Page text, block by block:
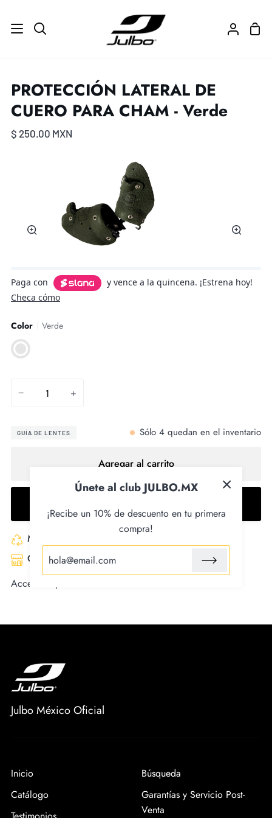
directamente
Buscar
Mi
PROTECCIÓN LATERAL DE
CUERO PARA CHAM - Verde
$ 250.00 MXN
Paga con
y vence a la quincena. ¡Estrena hoy!
Checa cómo
Color
Verde
Verde
− +
GUÍA DE LENTES Sólo 4 quedan en el inventario
Agregar al carrito
Made with recycled fabrics
Certified fair trade product
Accesorio para lente Cham
Julbo México Oficial
Inicio
Catálogo
Búsqueda
Garantías y Servicio Post-
Venta
Únete al club JULBO.MX
¡Recibe un 10% de descuento en tu primera
compra!